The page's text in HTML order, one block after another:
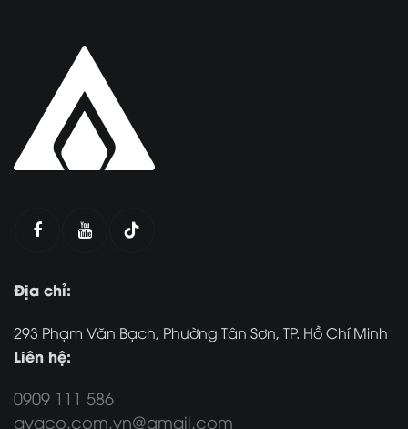
Địa chỉ:
293 Phạm Văn Bạch, Phường Tân Sơn, TP. Hồ Chí Minh
Liên hệ:
0909 111 586
avaco.com.vn@gmail.com